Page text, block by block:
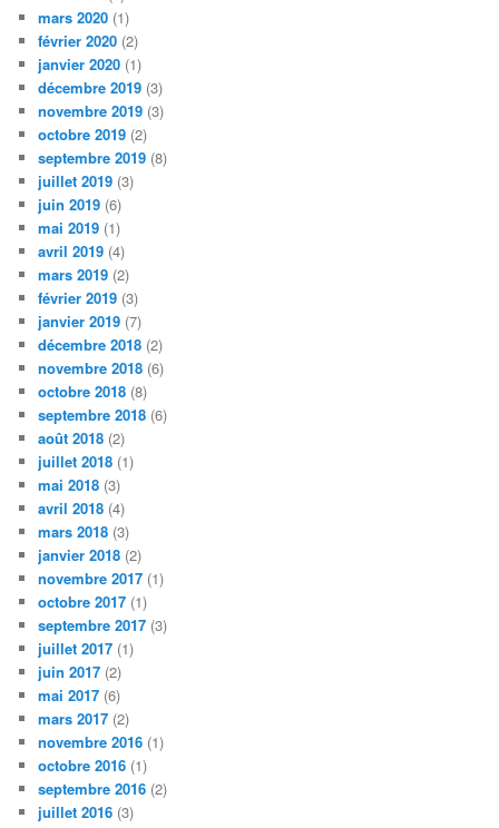
mars 2020 (1)
février 2020 (2)
janvier 2020 (1)
décembre 2019 (3)
novembre 2019 (3)
octobre 2019 (2)
septembre 2019 (8)
juillet 2019 (3)
juin 2019 (6)
mai 2019 (1)
avril 2019 (4)
mars 2019 (2)
février 2019 (3)
janvier 2019 (7)
décembre 2018 (2)
novembre 2018 (6)
octobre 2018 (8)
septembre 2018 (6)
août 2018 (2)
juillet 2018 (1)
mai 2018 (3)
avril 2018 (4)
mars 2018 (3)
janvier 2018 (2)
novembre 2017 (1)
octobre 2017 (1)
septembre 2017 (3)
juillet 2017 (1)
juin 2017 (2)
mai 2017 (6)
mars 2017 (2)
novembre 2016 (1)
octobre 2016 (1)
septembre 2016 (2)
juillet 2016 (3)